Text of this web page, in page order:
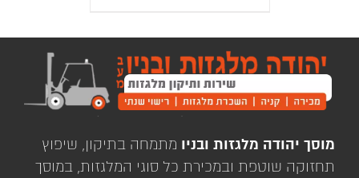
מוסך יהודה מלגזות ובניו מתמחה בתיקון, שיפוץ
תחזוקה שוטפת ובמכירת כל סוגי המלגזות, במוסך